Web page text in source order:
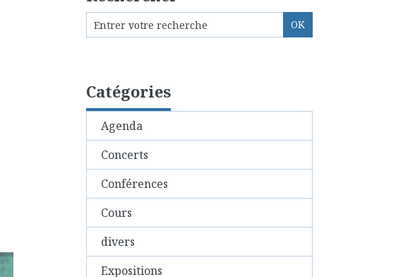
Catégories
Agenda
Concerts
Conférences
Cours
divers
Expositions